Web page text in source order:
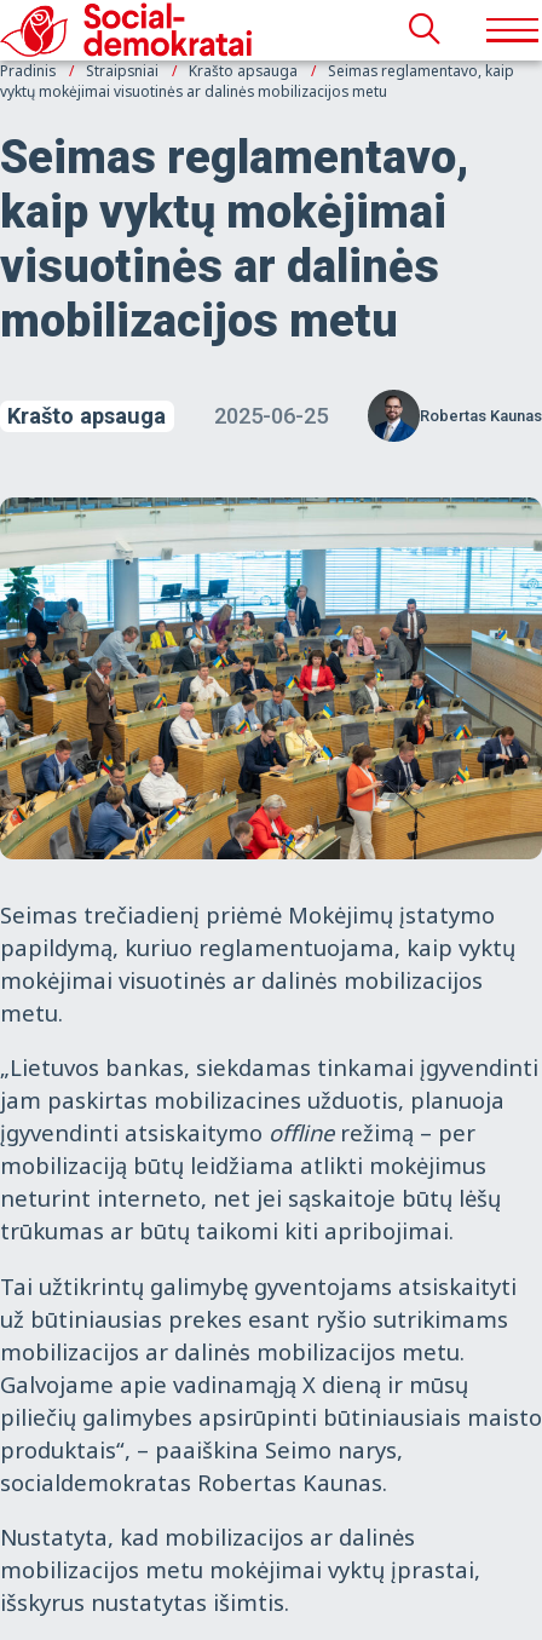
Pradinis Straipsniai Krašto apsauga
Seimas reglamentavo, kaip
vyktų mokėjimai visuotinės ar dalinės mobilizacijos metu
Seimas reglamentavo,
kaip vyktų mokėjimai
visuotinės ar dalinės
mobilizacijos metu
Krašto apsauga 2025-06-25 Robertas Kaunas
Seimas trečiadienį priėmė Mokėjimų įstatymo
papildymą, kuriuo reglamentuojama, kaip vyktų
mokėjimai visuotinės ar dalinės mobilizacijos
metu.
„Lietuvos bankas, siekdamas tinkamai įgyvendinti
jam paskirtas mobilizacines užduotis, planuoja
įgyvendinti atsiskaitymo offlinerežimą – per
mobilizaciją būtų leidžiama atlikti mokėjimus
neturint interneto, net jei sąskaitoje būtų lėšų
trūkumas ar būtų taikomi kiti apribojimai.
Tai užtikrintų galimybę gyventojams atsiskaityti
už būtiniausias prekes esant ryšio sutrikimams
mobilizacijos ar dalinės mobilizacijos metu.
Galvojame apie vadinamąją X dieną ir mūsų
piliečių galimybes apsirūpinti būtiniausiais maisto
produktais“, – paaiškina Seimo narys,
socialdemokratas Robertas Kaunas.
Nustatyta, kad mobilizacijos ar dalinės
mobilizacijos metu mokėjimai vyktų įprastai,
išskyrus nustatytas išimtis.